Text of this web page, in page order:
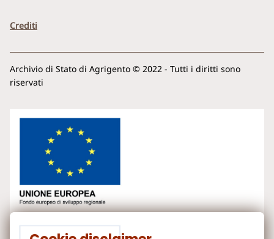
Crediti
Archivio di Stato di Agrigento © 2022 - Tutti i diritti sono
riservati